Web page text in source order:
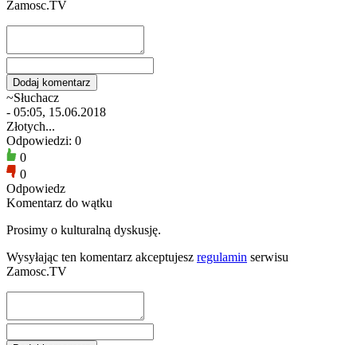
Zamosc.TV
~Słuchacz
- 05:05, 15.06.2018
Złotych...
Odpowiedzi: 0
0
0
Odpowiedz
Komentarz do wątku
Prosimy o kulturalną dyskusję.
Wysyłając ten komentarz akceptujesz regulamin serwisu
Zamosc.TV